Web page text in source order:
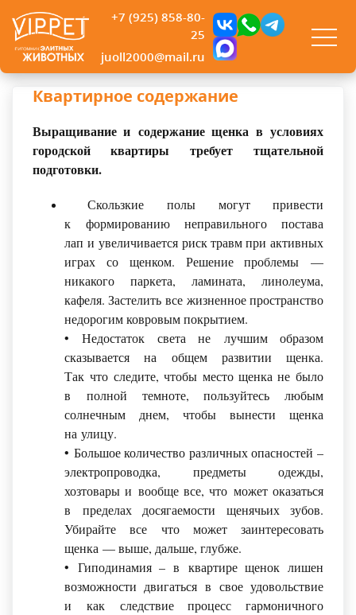
+7 (925) 858-80-
25
juoll2000@mail.ru
Квартирное содержание
Выращивание и содержание щенка в условиях
городской квартиры требует тщательной
подготовки.
Скользкие полы могут привести
к формированию неправильного постава
лап и увеличивается риск травм при активных
играх со щенком. Решение проблемы —
никакого паркета, ламината, линолеума,
кафеля. Застелить все жизненное пространство
недорогим ковровым покрытием.
• Недостаток света не лучшим образом
сказывается на общем развитии щенка.
Так что следите, чтобы место щенка не было
в полной темноте, пользуйтесь любым
солнечным днем, чтобы вынести щенка
на улицу.
• Большое количество различных опасностей –
электропроводка, предметы одежды,
хозтовары и вообще все, что может оказаться
в пределах досягаемости щенячьих зубов.
Убирайте все что может заинтересовать
щенка — выше, дальше, глубже.
• Гиподинамия – в квартире щенок лишен
возможности двигаться в свое удовольствие
и как следствие процесс гармоничного